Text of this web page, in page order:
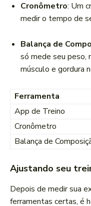
Cronômetro: Um
medir o tempo de
Balança de
só mede seu peso,
músculo e gordura
Ferramenta
App de Treino
Cronômetro
Balança de
Ajustando seu
Depois de medir sua
ferramentas certas, é